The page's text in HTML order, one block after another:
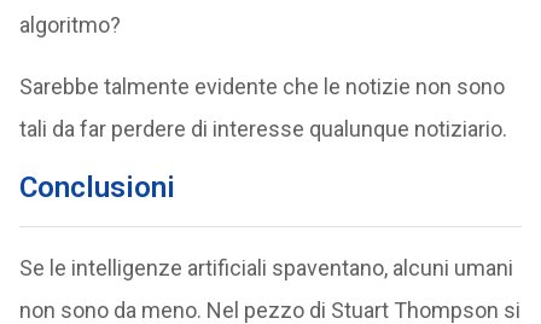
algoritmo?
Sarebbe talmente evidente che le notizie non sono
tali da far perdere di interesse qualunque notiziario.
Conclusioni
Se le intelligenze artificiali spaventano, alcuni umani
non sono da meno. Nel pezzo di Stuart Thompson si